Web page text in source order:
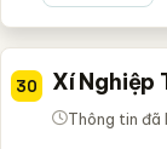
30 Xí Nghiệp
Thông tin đã